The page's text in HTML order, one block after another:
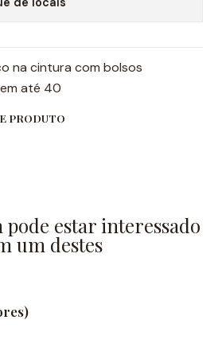
na cintura com bolsos
até 40
PRODUTO
pode estar interessado
um destes